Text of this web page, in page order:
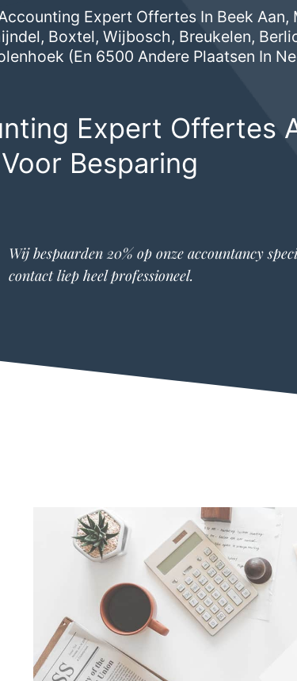
Expert Offertes In Beek Aan,
, Boxtel,Wijbosch, Breukelen,
(en 6500 Andere Plaatsen In
Expert Offertes
Besparing
Wij bespaarden 20% op onze accountancy
contact liep heel professioneel.